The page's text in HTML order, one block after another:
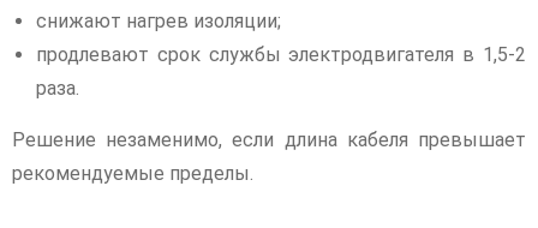
снижают нагрев изоляции;
продлевают срок службы электродвигателя в 1,5-2
раза.
Решение незаменимо, если длина кабеля превышает
рекомендуемые пределы.